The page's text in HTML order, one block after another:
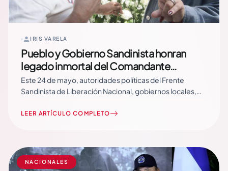
IRIS VARELA
Pueblo y Gobierno Sandinista honran
legado inmortal del Comandante
Germán Pomares
Este 24 de mayo, autoridades políticas del Frente
Sandinista de Liberación Nacional, gobiernos locales,
familias de los departamentos de Chinandega y León,
tránsito a la inmortalidad. Read More
LEER ARTÍCULO COMPLETO
NACIONALES